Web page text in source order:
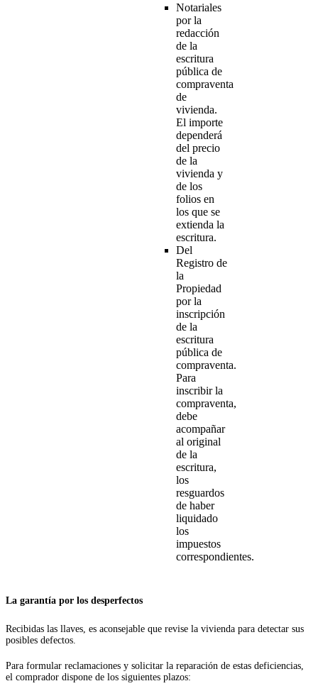
Notariales
por la
redacción
de la
escritura
pública de
compraventa
de
vivienda.
El importe
dependerá
del precio
de la
vivienda y
de los
folios en
los que se
extienda la
escritura.
Del
Registro de
la
Propiedad
por la
inscripción
de la
escritura
pública de
compraventa.
Para
inscribir la
compraventa,
debe
acompañar
al original
de la
escritura,
los
resguardos
de haber
liquidado
los
impuestos
correspondientes.
La garantía por los desperfectos
Recibidas las llaves, es aconsejable que revise la vivienda para detectar sus
posibles defectos.
Para formular reclamaciones y solicitar la reparación de estas deficiencias,
el comprador dispone de los siguientes plazos: